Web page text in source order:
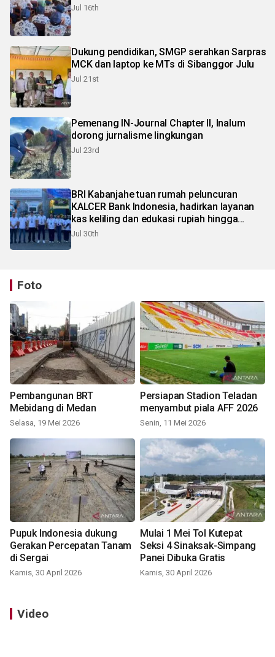
Jul 16th
Dukung pendidikan, SMGP serahkan Sarpras
MCK dan laptop ke MTs di Sibanggor Julu
Jul 21st
Pemenang IN-Journal Chapter II, Inalum
dorong jurnalisme lingkungan
Jul 23rd
BRI Kabanjahe tuan rumah peluncuran
KALCER Bank Indonesia, hadirkan layanan
kas keliling dan edukasi rupiah hingga
pelosok Karo
Jul 30th
Foto
Pembangunan BRT
Mebidang di Medan
Selasa, 19 Mei 2026
Persiapan Stadion Teladan
menyambut piala AFF 2026
Senin, 11 Mei 2026
Pupuk Indonesia dukung
Gerakan Percepatan Tanam
di Sergai
Kamis, 30 April 2026
Mulai 1 Mei Tol Kutepat
Seksi 4 Sinaksak-Simpang
Panei Dibuka Gratis
Kamis, 30 April 2026
Video